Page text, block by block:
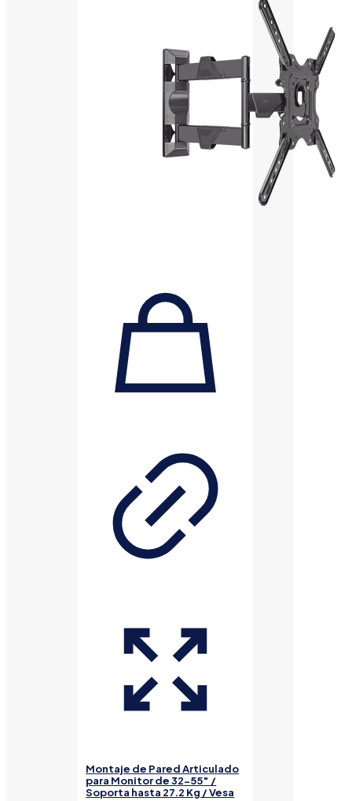
Montaje de Pared Articulado
para Monitor de 32-55″ /
Soporta hasta 27.2 Kg / Vesa